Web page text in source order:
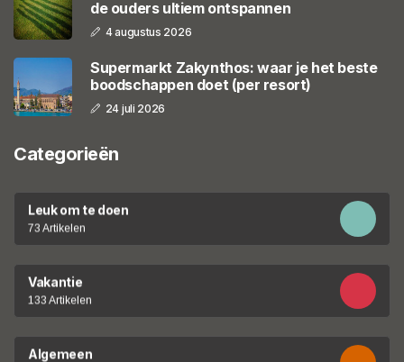
de ouders ultiem ontspannen
4 augustus 2026
Supermarkt Zakynthos: waar je het beste
boodschappen doet (per resort)
24 juli 2026
Categorieën
Leuk om te doen
73 Artikelen
Vakantie
133 Artikelen
Algemeen